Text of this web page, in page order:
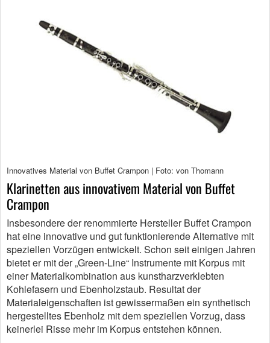
Innovatives Material von Buffet Crampon | Foto: von Thomann
Klarinetten aus innovativem Material von Buffet
Crampon
Insbesondere der renommierte Hersteller Buffet Crampon
hat eine innovative und gut funktionierende Alternative mit
speziellen Vorzügen entwickelt. Schon seit einigen Jahren
bietet er mit der „Green-Line“ Instrumente mit Korpus mit
einer Materialkombination aus kunstharzverklebten
Kohlefasern und Ebenholzstaub. Resultat der
Materialeigenschaften ist gewissermaßen ein synthetisch
hergestelltes Ebenholz mit dem speziellen Vorzug, dass
keinerlei Risse mehr im Korpus entstehen können.